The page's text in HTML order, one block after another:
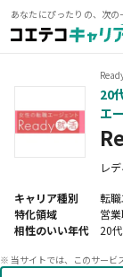
あなたにぴったりの、次
20
エ
レ
キャリア種別
転
特化領域
営
相性のいい年代
20代
※ 当サイトでは、このサービ